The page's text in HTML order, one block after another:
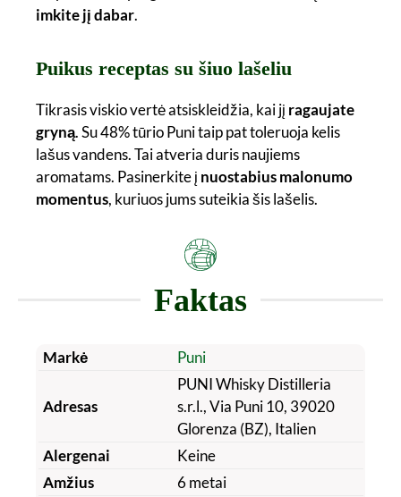
imkite jį dabar.
Puikus receptas su šiuo lašeliu
Tikrasis viskio vertė atsiskleidžia, kai jį ragaujate
gryną. Su 48% tūrio Puni taip pat toleruoja kelis
lašus vandens. Tai atveria duris naujiems
aromatams. Pasinerkite į nuostabius malonumo
momentus, kuriuos jums suteikia šis lašelis.
Faktas
Markė Puni
Adresas
PUNI Whisky Distilleria
s.r.l., Via Puni 10, 39020
Glorenza (BZ), Italien
Alergenai
Keine
Amžius
6 metai